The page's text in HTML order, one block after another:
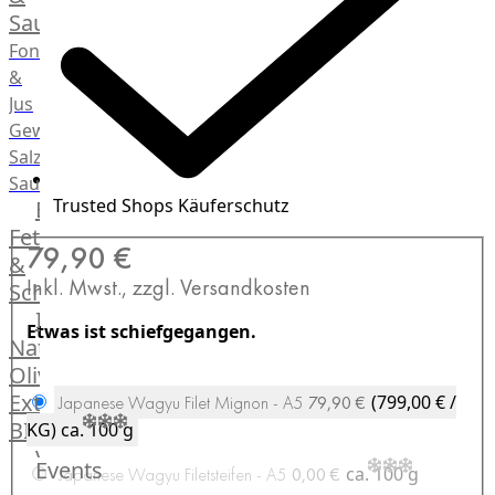
Saucen
Fonds
&
Jus
Gewürze
Salz
Saucen
Butter,
Fett
&
Schmalz
ItalianBar
Natives
Olivenöl
Extra
BIO
Veggie
Hardware
Events
Trusted Shops Käuferschutz
79,90 €
Inkl. Mwst., zzgl. Versandkosten
Etwas ist schiefgegangen.
Japanese Wagyu Filet Mignon - A5 79,90 € (799,00 € /
KG)ca. 100 g
Japanese Wagyu Filetsteifen - A5 0,00 € ca. 100 g